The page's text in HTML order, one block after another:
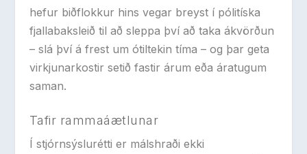
hefur biðflokkur hins vegar breyst í pólitíska
fjallabaksleið til að sleppa því að taka ákvörðun
– slá því á frest um ótiltekin tíma – og þar geta
virkjunarkostir setið fastir árum eða áratugum
saman.
Tafir rammaáætlunar
Í stjórnsýslurétti er málshraði ekki